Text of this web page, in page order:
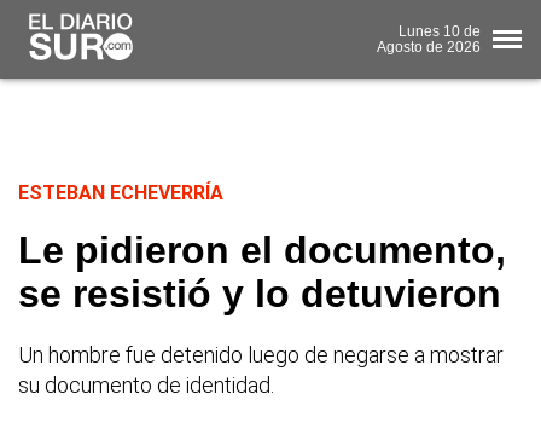
Lunes 10 de
Agosto de 2026
ESTEBAN ECHEVERRÍA
Le pidieron el documento,
se resistió y lo detuvieron
Un hombre fue detenido luego de negarse a mostrar
su documento de identidad.